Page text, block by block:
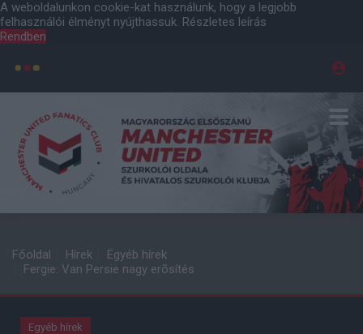
A weboldalunkon cookie-kat használunk, hogy a legjobb
felhasználói élményt nyújthassuk. Részletes leírás
Rendben
Főoldal Hírek
Egyéb hírek
Fergie: Van Persie nagy erõsítés
Egyéb hírek